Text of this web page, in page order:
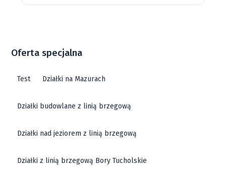
Oferta specjalna
Test Działki na Mazurach
Działki budowlane z linią brzegową
Działki nad jeziorem z linią brzegową
Działki z linią brzegową Bory Tucholskie